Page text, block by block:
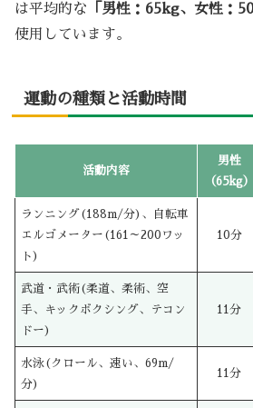
は平均的な 「男性：65kg、女性：
使用しています。
運動の種類と活動時間
活動内容
男性
（65kg）
ランニング(188m/分)、自転車
エルゴメーター(161～200ワッ
ト)
10分
武道・武術(柔道、柔術、空
手、キックボクシング、テコン
ドー)
11分
水泳(クロール、速い、69m/
分)
11分